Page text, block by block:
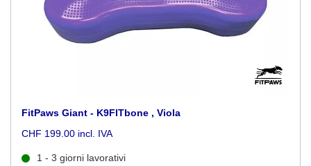
FitPaws Giant - K9FITbone , Viola
CHF 199.00 incl. IVA
1 - 3 giorni lavorativi